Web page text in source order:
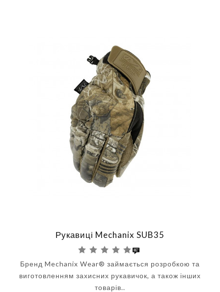
Рукавиці Mechanix SUB35
Бренд Mechanix Wear® займається розробкою та
виготовленням захисних рукавичок, а також інших
товарів..